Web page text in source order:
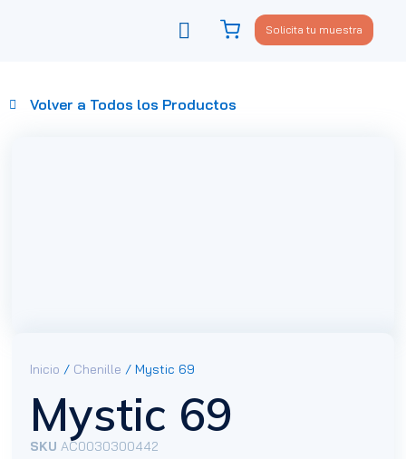
Solicita tu muestra
Volver a Todos los Productos
Inicio / Chenille / Mystic 69
Mystic 69
SKUAC0030300442